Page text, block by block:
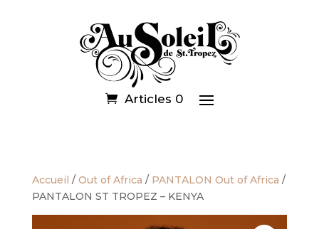
Articles 0
Accueil / Out of Africa / PANTALON Out of Africa /
PANTALON ST TROPEZ – KENYA